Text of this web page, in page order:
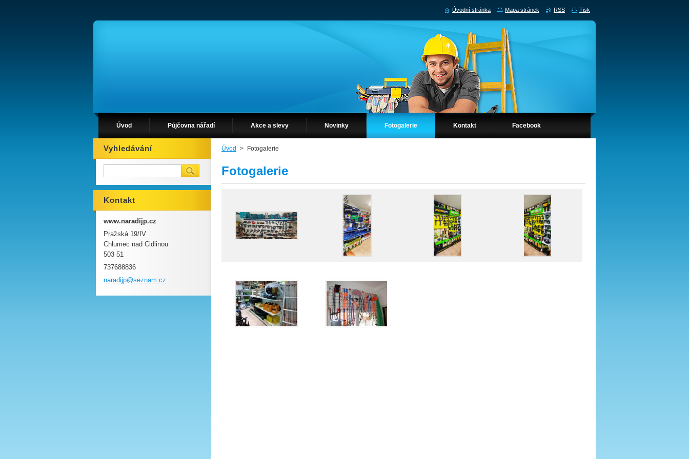
Úvod Půjčovna nářadí Akce a slevy Novinky Fotogalerie Kontakt Facebook
Úvod > Fotogalerie
Fotogalerie
Vyhledávání
Kontakt
www.naradijp.cz
Pražská 19/IV
Chlumec nad Cidlinou
503 51
737688836
naradijp@seznam.cz
Úvodní stránka Mapa stránek RSS Tisk